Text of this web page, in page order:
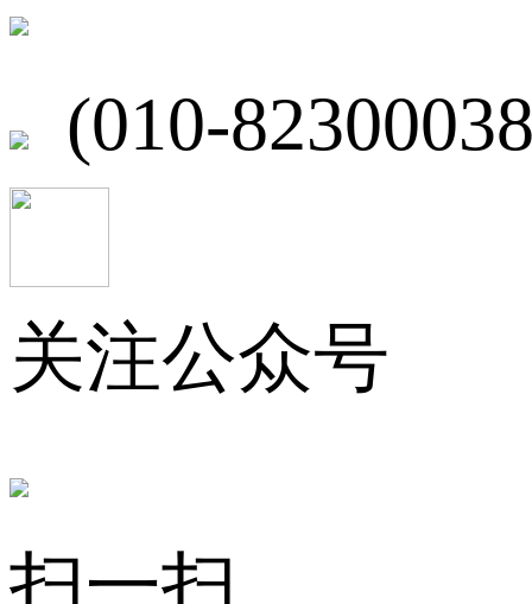
(010-
关注公众号
扫一扫